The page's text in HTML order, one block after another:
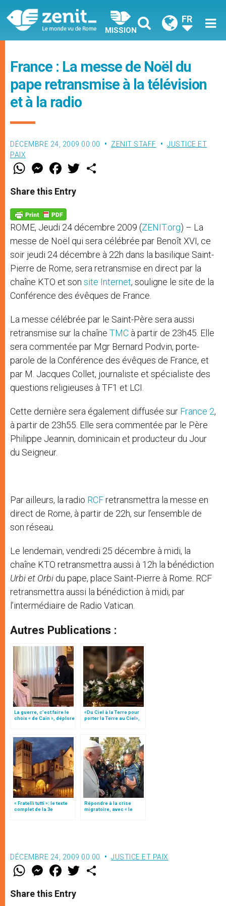
MISSION
FR
France : La messe de Noël du
pape retransmise à la télévision
et à la radio
DÉCEMBRE 24, 2009 00:00 ZENIT STAFF
JUSTICE ET
PAIX
W
t
s
p
p
M
e
s
e
g
e
r
F
a
e
b
o
k
w
Share this Entry
ROME, Jeudi 24 décembre 2009 (ZENIT.org) – La
messe de Noël qui sera célébrée par Benoît XVI, ce
soir jeudi 24 décembre à 22h dans la basilique Saint-
Pierre de Rome, sera retransmise en direct par la
chaîne KTO et son site Internet, souligne le site de la
Conférence des évêques de France.
La messe célébrée par le Saint-Père sera aussi
retransmise sur la chaîne TMC à partir de 23h45. Elle
sera commentée par Mgr Bernard Podvin, porte-
parole de la Conférence des évêques de France, et
par M. Jacques Collet, journaliste et spécialiste des
questions religieuses à TF1 et LCI.
Cette dernière sera également diffusée sur France 2,
à partir de 23h55. Elle sera commentée par le Père
Philippe Jeannin, dominicain et producteur du Jour
du Seigneur.
Par ailleurs, la radio RCFretransmettra la messe en
direct de Rome, à partir de 22h, sur l’ensemble de
son réseau.
Le lendemain, vendredi 25 décembre à midi, la
chaîne KTO retransmettra aussi à 12h la bénédiction
Urbi et Orbi du pape, place Saint-Pierre à Rome. RCF
retransmettra aussi la bénédiction à midi, par
l’intermédiaire de Radio Vatican.
Autres Publications :
La guerre, c’est faire le
choix « de Caïn », déplore
«Du Ciel à la Terre pour
porter la Terre au Ciel»,
« Fratelli tutti »: le texte
complet de la 3e
Répondre à la crise
migratoire, avec « le
DÉCEMBRE 24, 2009 00:00 JUSTICE ET PAIX
W
t
s
M
e
s
e
F
a
e
b
w
Share this Entry